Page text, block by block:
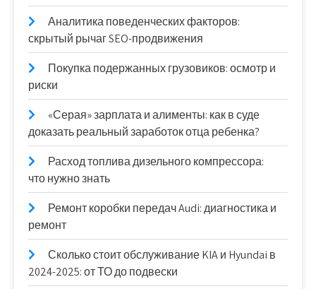
Аналитика поведенческих факторов:
скрытый рычаг SEO-продвижения
Покупка подержанных грузовиков: осмотр и
риски
«Серая» зарплата и алименты: как в суде
доказать реальный заработок отца ребенка?
Расход топлива дизельного компрессора:
что нужно знать
Ремонт коробки передач Audi: диагностика и
ремонт
Сколько стоит обслуживание KIA и Hyundai в
2024-2025: от ТО до подвески